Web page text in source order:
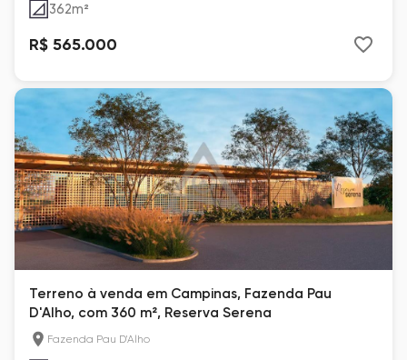
362m²
R$ 565.000
Terreno à venda em Campinas, Fazenda Pau
D'Alho, com 360 m², Reserva Serena
Fazenda Pau D'Alho